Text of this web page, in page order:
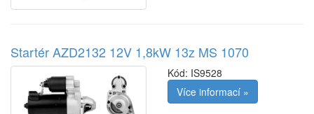
Startér AZD2132 12V 1,8kW 13z MS 1070
Kód: IS9528
Více informací »